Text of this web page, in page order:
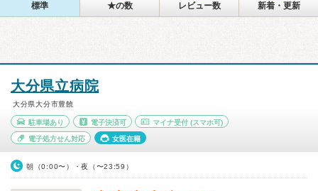
標準 ★の数 レビュー数 新着・更新
大分県立病院
大分県大分市豊饒
駐車場あり 電子決済可 マイナ受付 (スマホ可)
電子処方せん対応 女医在籍
朝（0:00〜）・夜（〜23:59）